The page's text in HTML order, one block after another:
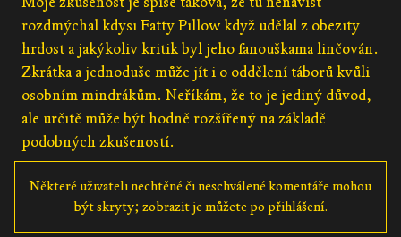
rozdmýchal kdysi Fatty Pillow když udělal z obezity
hrdost a jakýkoliv kritik byl jeho fanouškama linčován.
Zkrátka a jednoduše může jít i o oddělení táborů kvůli
osobním mindrákům. Neříkám, že to je jediný důvod,
ale určitě může být hodně rozšířený na základě
podobných zkušeností.
Některé uživateli nechtěné či neschválené komentáře mohou
být skryty; zobrazit je můžete po přihlášení.